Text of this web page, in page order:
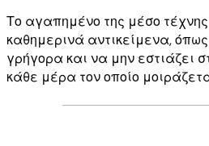
Το αγαπημένο της μέσο τέχνης
καθημερινά αντικείμενα,
γρήγορα και να μην εστιάζει
κάθε μέρα τον οποίο